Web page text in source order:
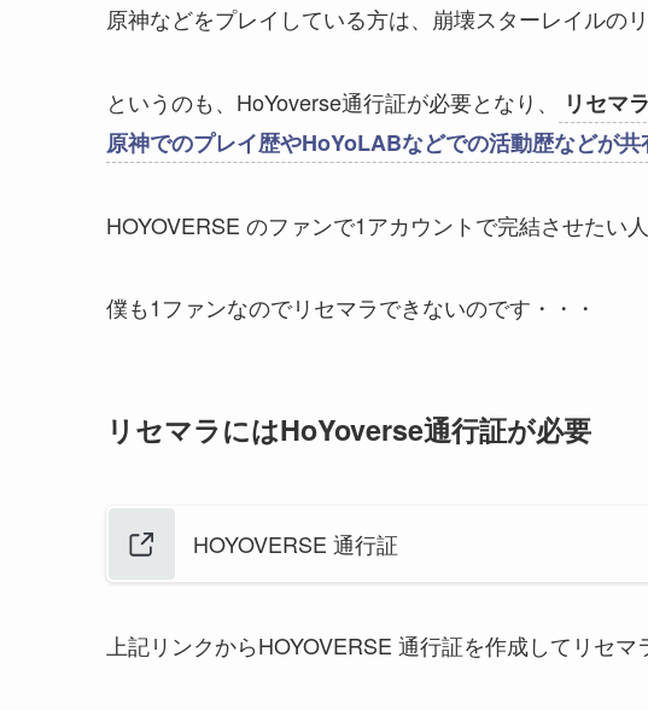
原神などをプレイしている方は、崩壊スターレイルの
というのも、HoYoverse通行証が必要となり、 リセマ
原神でのプレイ歴やHoYoLABなどでの活動歴などが
HOYOVERSE のファンで1アカウントで完結させたい
僕も1ファンなのでリセマラできないのです・・・
リセマラにはHoYoverse通行証が必要
HOYOVERSE 通行証
上記リンクからHOYOVERSE 通行証を作成してリセマ